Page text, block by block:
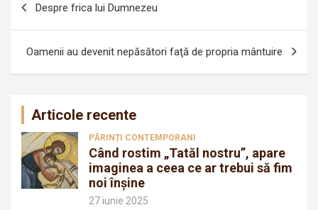
Despre frica lui Dumnezeu
Oamenii au devenit nepăsători faţă de propria mântuire
Articole recente
PĂRINȚI CONTEMPORANI
Când rostim „Tatăl nostru”, apare
imaginea a ceea ce ar trebui să fim
noi înșine
27 iunie 2025